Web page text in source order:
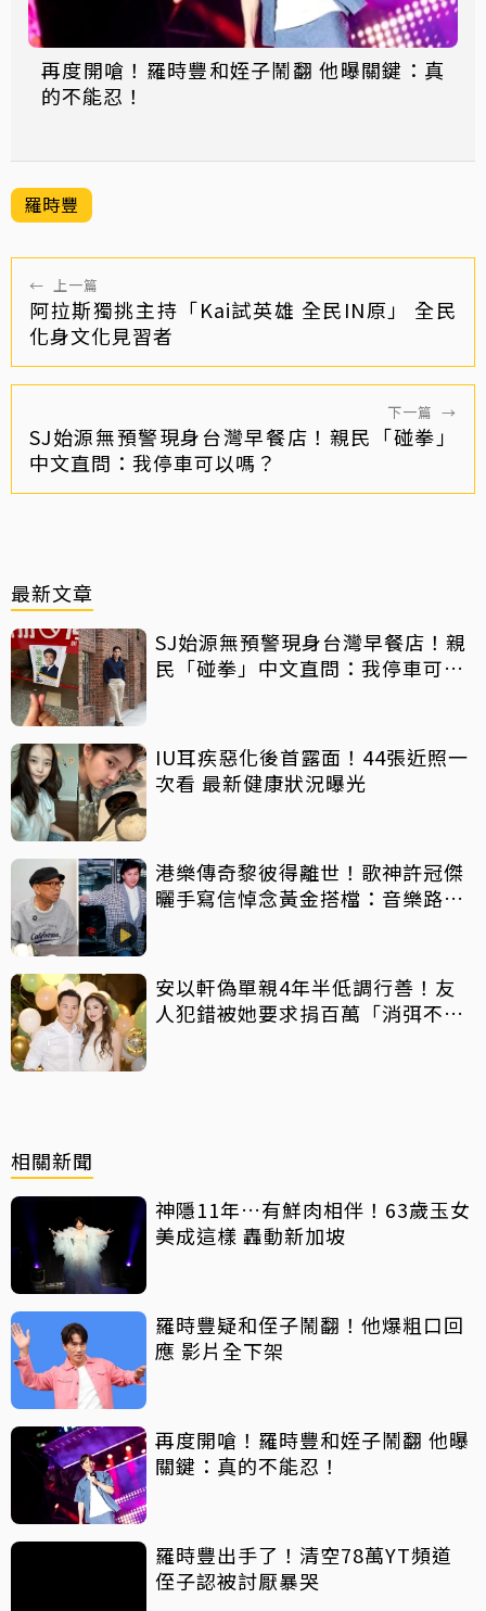
再度開嗆！羅時豐和姪子鬧翻 他曝關鍵：真
的不能忍！
羅時豐
← 上一篇
阿拉斯獨挑主持「Kai試英雄 全民IN原」 全民
化身文化見習者
下一篇 →
SJ始源無預警現身台灣早餐店！親民「碰拳」
中文直問：我停車可以嗎？
最新文章
SJ始源無預警現身台灣早餐店！親
民「碰拳」中文直問：我停車可以
IU耳疾惡化後首露面！44張近照一
次看 最新健康狀況曝光
港樂傳奇黎彼得離世！歌神許冠傑
曬手寫信悼念黃金搭檔：音樂路上
安以軒偽單親4年半低調行善！友
人犯錯被她要求捐百萬「消弭不
相關新聞
神隱11年…有鮮肉相伴！63歲玉女
美成這樣 轟動新加坡
羅時豐疑和侄子鬧翻！他爆粗口回
應 影片全下架
再度開嗆！羅時豐和姪子鬧翻 他曝
關鍵：真的不能忍！
羅時豐出手了！清空78萬YT頻道
侄子認被討厭暴哭